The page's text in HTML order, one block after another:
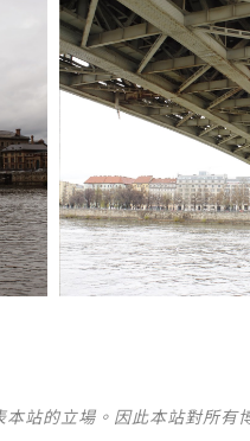
站的立場。因此本站對所